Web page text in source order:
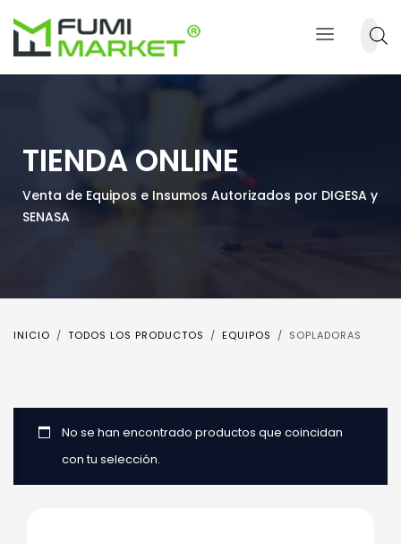
TIENDA ONLINE
Venta de Equipos e Insumos Autorizados por DIGESA y
SENASA
INICIO TODOS LOS PRODUCTOS EQUIPOS SOPLADORAS
No se han encontrado productos que coincidan
con tu selección.